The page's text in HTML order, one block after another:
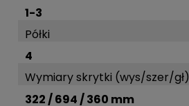
1-3
Półki
4
Wymiary skrytki (wys/szer/gł)
322 / 694 / 360 mm